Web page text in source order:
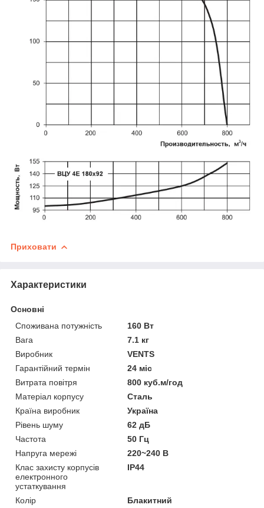
Приховати
Характеристики
Основні
Споживана потужність
160 Вт
Вага
7.1 кг
Виробник
VENTS
Гарантійний термін
24 міс
Витрата повітря
800 куб.м/год
Матеріал корпусу
Сталь
Країна виробник
Україна
Рівень шуму
62 дБ
Частота
50 Гц
Напруга мережі
220~240 В
Клас захисту корпусів
електронного
устаткування
IP44
Колір
Блакитний